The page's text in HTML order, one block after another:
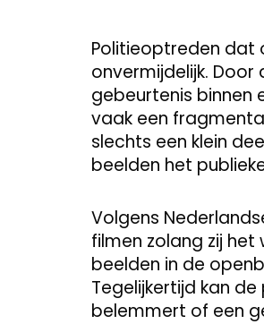
Politieoptreden dat
onvermijdelijk.
gebeurtenis binnen
vaak een
slechts een klein
beelden het
Volgens
filmen zolang zij het
beelden in de
Tegelijkertijd kan
belemmert of een